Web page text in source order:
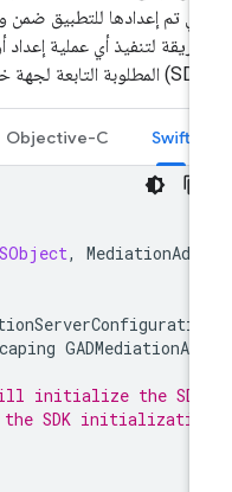
لتنفيذ أي عملية إعداد أو
Swift
Objective-C
: NSObject,
@escaping
will initialize the
the SDK